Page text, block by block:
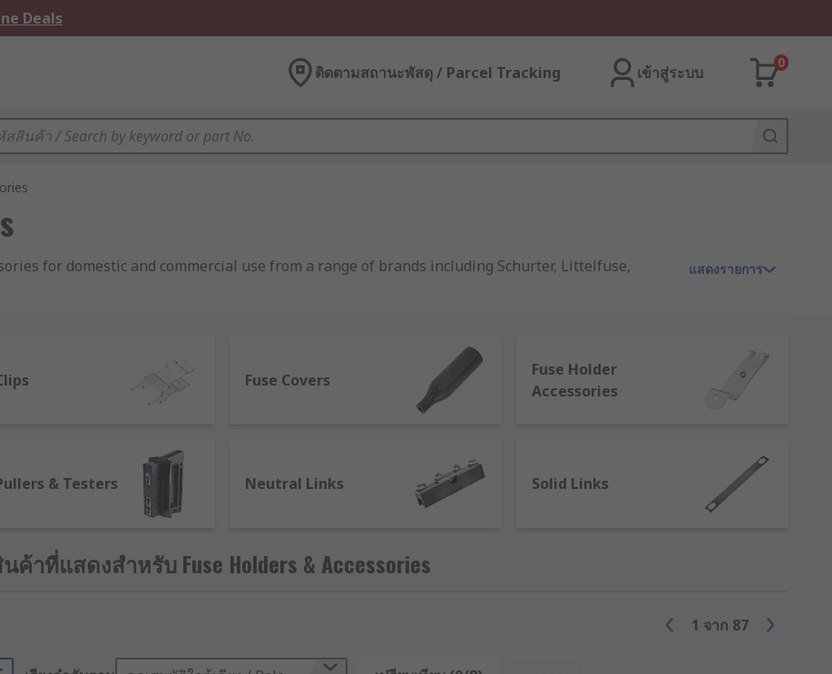
Deals
ติดตามสถานะพัสดุ / Parcel Tracking เข้าสู่ระบบ
0
for domestic and commercial use from a range of brands including Schurter, Littelfuse,
are inserted, simply to hold the fuse in place in order to fulfill its function. They come in many
need to be installed.
be attached to something with holes for screws
usually with a cap to complete the circuit
for safety purposes
slotted into sets with metal contacts
แสดงรายการ
Fuse Covers
Fuse Holder
Accessories
& Testers Neutral Links Solid Links
นค้าที่แสดงสำหรับ Fuse Holders & Accessories
1 จาก 87